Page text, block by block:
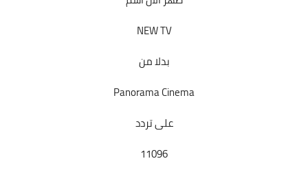
NEW TV
بدلا من
Panorama Cinema
على تردد
11096